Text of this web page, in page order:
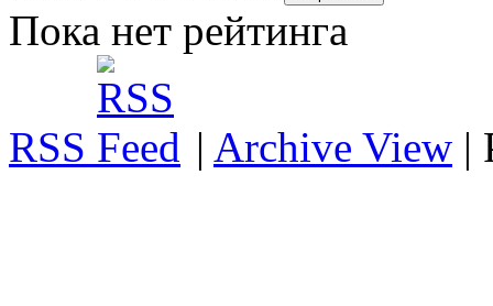
Пока нет рейтинга
RSS | Archive View |